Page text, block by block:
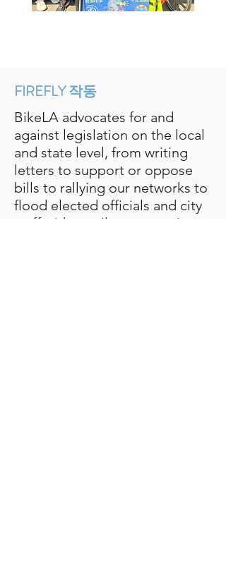
FIREFLY 작동
BikeLA advocates for and
against legislation on the local
and state level, from writing
letters to support or oppose
bills to rallying our networks to
flood elected officials and city
staff with emails to campaign